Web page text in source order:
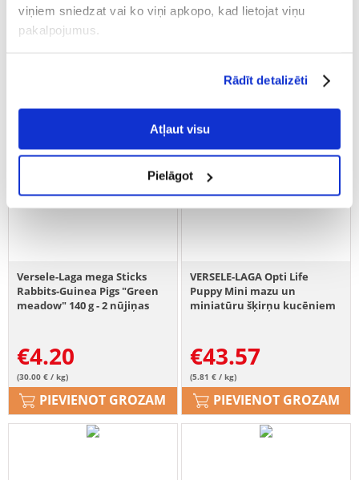
viņiem sniedzat vai ko viņi apkopo, kad lietojat viņu
pakalpojumus.
Rādīt detalizēti
Atļaut visu
Pielāgot
Versele-Laga mega Sticks
Rabbits-Guinea Pigs "Green
meadow" 140 g - 2 nūjiņas
€4.20
(30.00 € / kg)
PIEVIENOT GROZAM
VERSELE-LAGA Opti Life
Puppy Mini mazu un
miniatūru šķirņu kucēniem
€43.57
(5.81 € / kg)
PIEVIENOT GROZAM